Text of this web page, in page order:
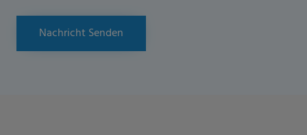
Nachricht Senden